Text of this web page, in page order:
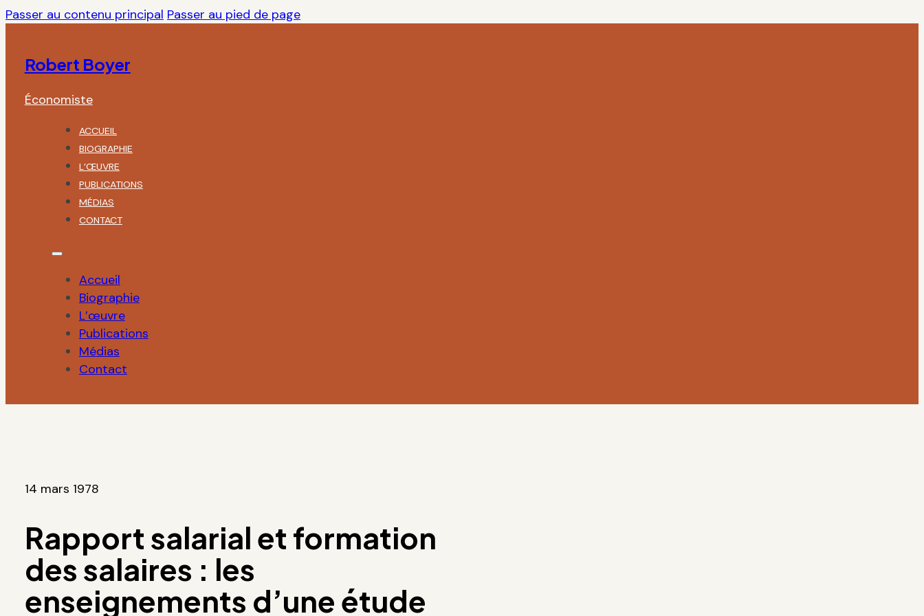
Passer au contenu principal Passer au pied de page
Robert Boyer
Économiste
ACCUEIL
BIOGRAPHIE
L’ŒUVRE
PUBLICATIONS
MÉDIAS
CONTACT
Accueil
Biographie
L’œuvre
Publications
Médias
Contact
14 mars 1978
Rapport salarial et formation
des salaires : les
enseignements d’une étude